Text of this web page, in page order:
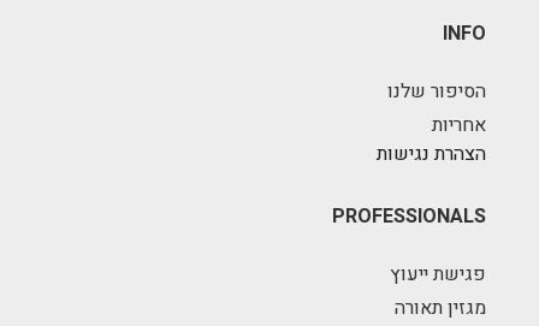
INFO
הסיפור שלנו
אחריות
הצהרת נגישות
PROFESSIONALS
פגישת ייעוץ
מגזין תאורה